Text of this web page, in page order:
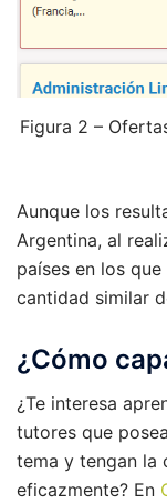
Figura 2 –
Aunque los
Argentina, al
países en los
cantidad similar
¿Cómo
¿Te interesa
tutores que
tema y tengan la
eficazmente? En